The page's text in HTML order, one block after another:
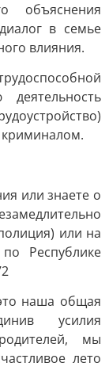
объяснения
в семье
влияния.
криминалом.
или знаете о
или на
Республике
наша общая
усилия
мы
лето